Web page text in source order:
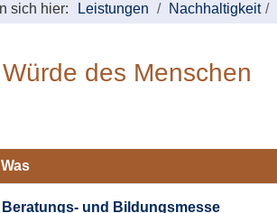
sich hier: Leistungen Nachhaltigkeit
Würde des Menschen
Was
Beratungs- und Bildungsmesse